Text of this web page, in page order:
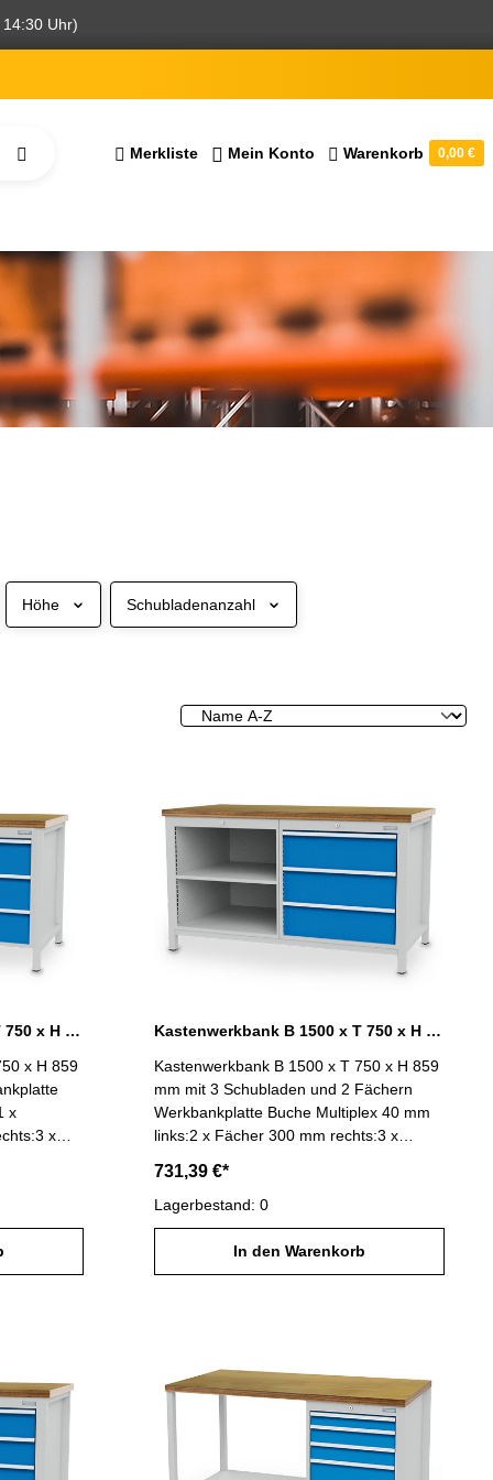
Uhr)
Merkliste Mein Konto Warenkorb 0,00 €
Höhe Schubladenanzahl
Kastenwerkbank B 1500 x T 750 x H 859 mm mit 3 Schubladen R 18-24
x H 859
x
x
100
450 x
1000 kg
Kastenwerkbank B 1500 x T 750 x H 859 mm mit 3 Schubladen und 2 Fächer R 24-24
Kastenwerkbank B 1500 x T 750 x H 859
mm mit 3 Schubladen und 2 Fächern
Werkbankplatte Buche Multiplex 40 mm
links:2 x Fächer 300 mm rechts:3 x
Vollauszug (VA) 100 %, Tragfähigkeit 100
kgSchubladennutzmaß R 24-24: 600 x
600 mm Gesamtbelastung max. 1000 kg
B 1500 x T 750 x H 859 mm Gehäuse
lichtgrau RAL 7035 / Blenden lichtblau
731,39 €*
Lagerbestand: 0
In den Warenkorb